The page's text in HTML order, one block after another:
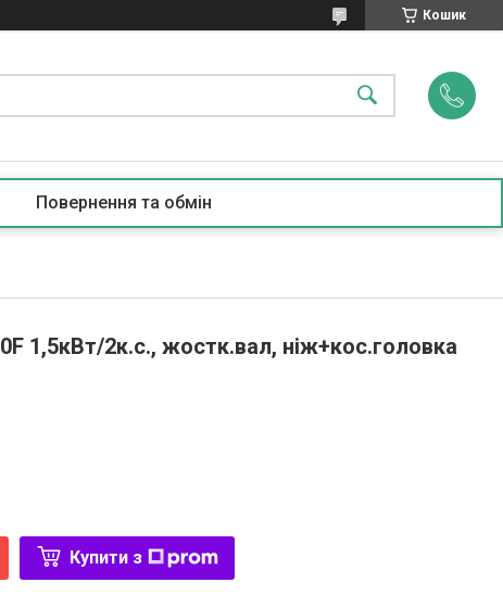
Кошик
Повернення та обмін
1,5кВт/2к.с., жостк.вал, ніж+кос.головка
Купити з